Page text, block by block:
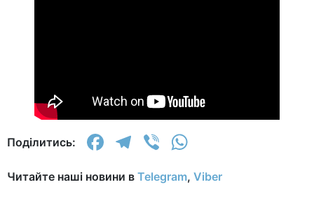
Поділитись: Facebook
Telegram
Viber
Читайте наші новини в Telegram, Viber